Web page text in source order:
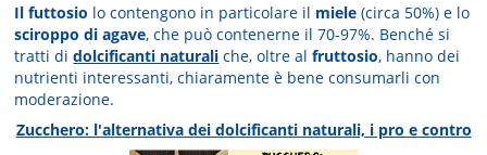
Il futtosio lo contengono in particolare il miele (circa 50%) e lo
sciroppo di agave, che può contenerne il 70-97%. Benché si
tratti didolcificanti naturali che, oltre alfruttosio, hanno dei
nutrienti interessanti, chiaramente è bene consumarli con
moderazione.
Zucchero: l'alternativa dei dolcificanti naturali, i pro e contro